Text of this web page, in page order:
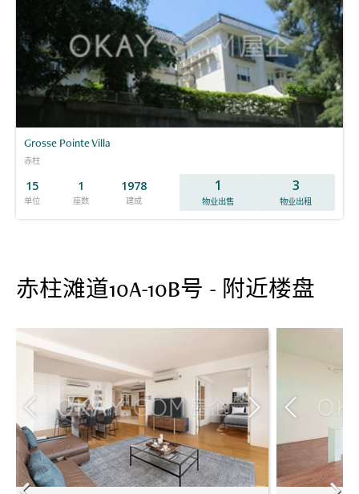
Grosse Pointe Villa
赤柱
15
单位
1
座数
1978
建成
1
物业出售
3
物业出租
赤柱滩道10A-10B号 - 附近楼盘